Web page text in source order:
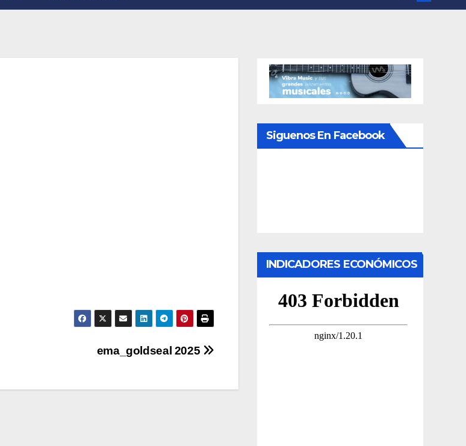
ema_goldseal 2025
Siguenos En Facebook
INDICADORES ECONÓMICOS